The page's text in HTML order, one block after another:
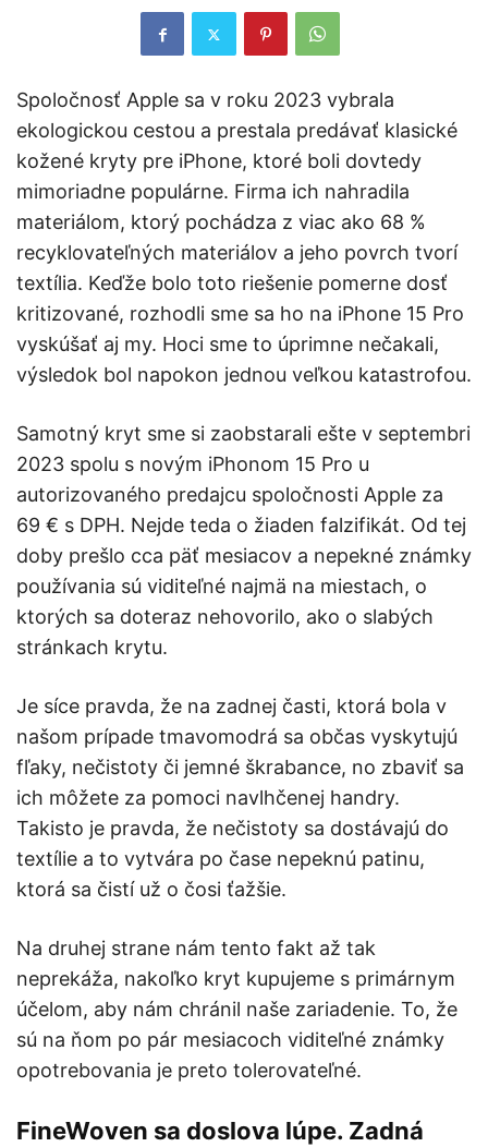
Spoločnosť Apple sa v roku 2023 vybrala
ekologickou cestou a prestala predávať klasické
kožené kryty pre iPhone, ktoré boli dovtedy
mimoriadne populárne. Firma ich nahradila
materiálom, ktorý pochádza z viac ako 68 %
recyklovateľných materiálov a jeho povrch tvorí
textília. Keďže bolo toto riešenie pomerne dosť
kritizované, rozhodli sme sa ho na iPhone 15 Pro
vyskúšať aj my. Hoci sme to úprimne nečakali,
výsledok bol napokon jednou veľkou katastrofou.
Samotný kryt sme si zaobstarali ešte v septembri
2023 spolu s novým iPhonom 15 Pro u
autorizovaného predajcu spoločnosti Apple za
69 € s DPH. Nejde teda o žiaden falzifikát. Od tej
doby prešlo cca päť mesiacov a nepekné známky
používania sú viditeľné najmä na miestach, o
ktorých sa doteraz nehovorilo, ako o slabých
stránkach krytu.
Je síce pravda, že na zadnej časti, ktorá bola v
našom prípade tmavomodrá sa občas vyskytujú
fľaky, nečistoty či jemné škrabance, no zbaviť sa
ich môžete za pomoci navlhčenej handry.
Takisto je pravda, že nečistoty sa dostávajú do
textílie a to vytvára po čase nepeknú patinu,
ktorá sa čistí už o čosi ťažšie.
Na druhej strane nám tento fakt až tak
neprekáža, nakoľko kryt kupujeme s primárnym
účelom, aby nám chránil naše zariadenie. To, že
sú na ňom po pár mesiacoch viditeľné známky
opotrebovania je preto tolerovateľné.
FineWoven sa doslova lúpe. Zadná